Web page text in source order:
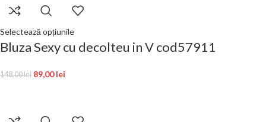
Selectează opțiunile
Bluza Sexy cu decolteu in V cod57911
148,00lei 89,00lei